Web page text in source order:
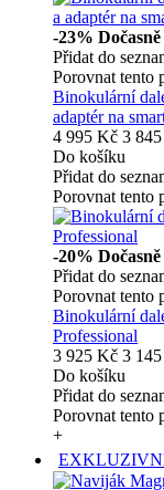
-23%
Přidat do
Porovnat tento
Binokulární
adaptér na
4 995 Kč 3
Do košíku
Přidat do
Porovnat tento
-20%
Přidat do
Porovnat tento
Binokulární
Professional
3 925 Kč 3
Do košíku
Přidat do
Porovnat tento
+